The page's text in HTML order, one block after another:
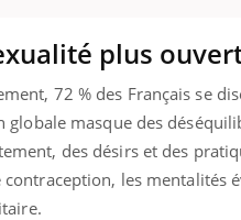
plus
72 % des Français se
globale masque des
des désirs et des
contraception, les mentalités